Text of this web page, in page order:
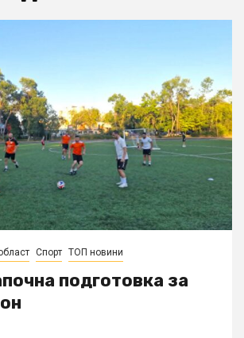
Спорт ТОП новини
подготовка за